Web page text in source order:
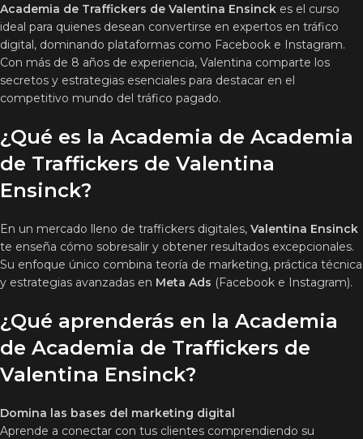
Academia de Traffickers de Valentina Ensinck es el curso
ideal para quienes desean convertirse en expertos en tráfico
digital, dominando plataformas como Facebook e Instagram.
Con más de 8 años de experiencia, Valentina comparte los
secretos y estrategias esenciales para destacar en el
competitivo mundo del tráfico pagado.
¿Qué es la Academia de Academia
de Traffickers de Valentina
Ensinck?
En un mercado lleno de traffickers digitales, Valentina Ensinck
te enseña cómo sobresalir y obtener resultados excepcionales.
Su enfoque único combina teoría de marketing, práctica técnica
y estrategias avanzadas en Meta Ads (Facebook e Instagram).
¿Qué aprenderás en la Academia
de Academia de Traffickers de
Valentina Ensinck?
Domina las bases del marketing digital
Aprende a conectar con tus clientes comprendiendo su